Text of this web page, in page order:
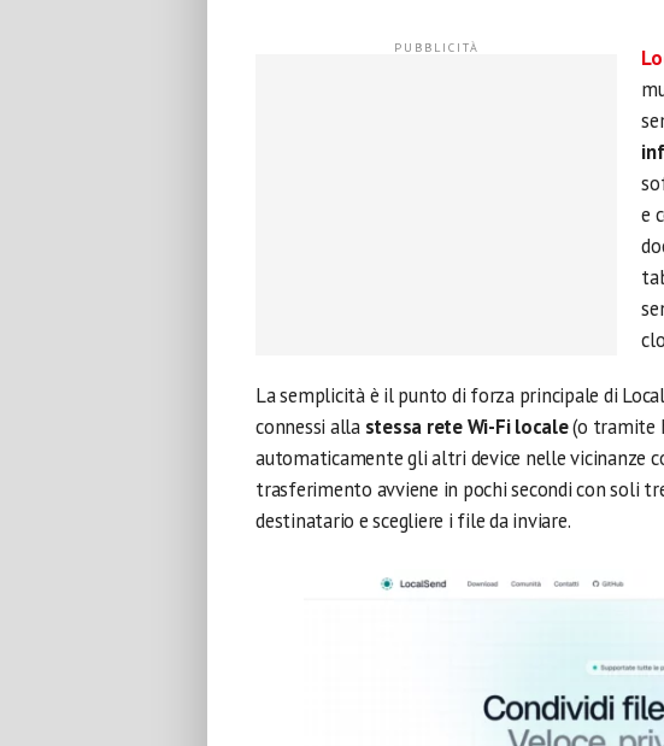
e
La semplicità è il punto di forza principale di
connessi alla stessa rete Wi-Fi locale(o tramite
automaticamente gli altri device nelle vicinanze
trasferimento avviene in pochi secondi con soli
destinatario e scegliere i file da inviare.